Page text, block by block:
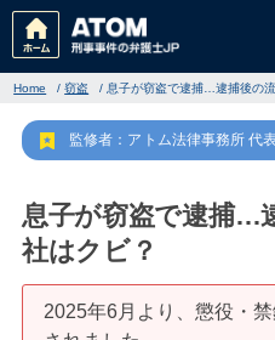
刑事事件 でお困りの方
Home /窃盗 / 息子が窃盗で逮捕…逮捕後の
監修者：アトム法律事務所 代
息子が窃盗で逮捕…
社はクビ？
2025年6月より、懲役・禁